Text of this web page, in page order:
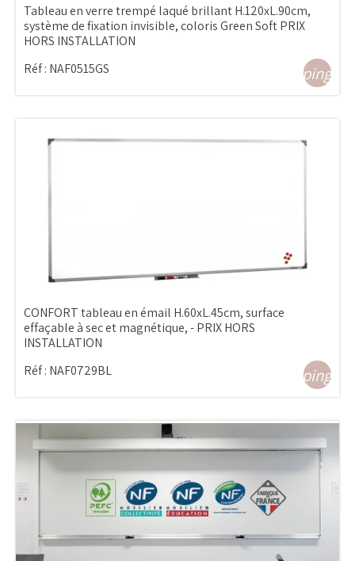
Tableau en verre trempé laqué brillant H.120xL.90cm,
système de fixation invisible, coloris Green Soft PRIX
HORS INSTALLATION
Réf : NAF0515GS
CONFORT tableau en émail H.60xL.45cm, surface
effaçable à sec et magnétique, - PRIX HORS
INSTALLATION
Réf : NAF0729BL